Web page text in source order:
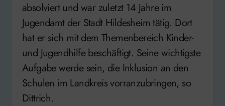
absolviert und war zuletzt 14 Jahre im
Jugendamt der Stadt Hildesheim tätig. Dort
hat er sich mit dem Themenbereich Kinder-
und Jugendhilfe beschäftigt. Seine wichtigste
Aufgabe werde sein, die Inklusion an den
Schulen im Landkreis vorranzubringen, so
Dittrich.